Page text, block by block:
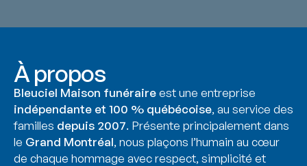
À propos
Bleuciel Maison funéraireest une entreprise
indépendante et 100 % québécoise, au service des
familles depuis 2007. Présente principalement dans
le Grand Montréal, nous plaçons l’humain au cœur
de chaque hommage avec respect, simplicité et